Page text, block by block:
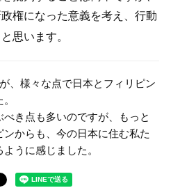
権になった意義を考え、行動
思います。
、様々な点で日本とフィリピン
き点も多いのですが、もっと
からも、今の日本に住む私た
うに感じました。